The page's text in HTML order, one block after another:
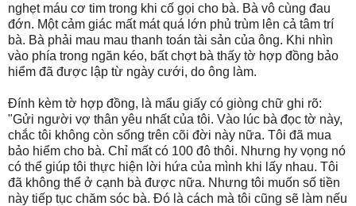
nghẹt máu cơ tim trong khi cố gọi cho bà. Bà vô cùng đau
đớn. Một cảm giác mất mát quá lớn phủ trùm lên cả tâm trí
bà. Bà phải mau mau thanh toán tài sản của ông. Khi nhìn
vào phía trong ngăn kéo, bất chợt bà thấy tờ hợp đồng bảo
hiểm đã được lập từ ngày cưới, do ông làm.
Đính kèm tờ hợp đồng, là mẩu giấy có giòng chữ ghi rõ:
"Gửi người vợ thân yêu nhất của tôi. Vào lúc bà đọc tờ này,
chắc tôi không còn sống trên cõi đời này nữa. Tôi đã mua
bảo hiểm cho bà. Chỉ mất có 100 đô thôi. Nhưng hy vọng nó
có thể giúp tôi thực hiện lời hứa của mình khi lấy nhau. Tôi
đã không thể ở cạnh bà được nữa. Nhưng tôi muốn số tiền
này tiếp tục chăm sóc bà. Đó là cách mà tôi cũng sẽ làm nếu